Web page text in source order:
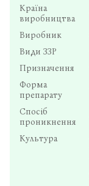
Країна
виробництва
Виробник
Види ЗЗР
Призначення
Форма
препарату
Спосіб
проникнення
Культура